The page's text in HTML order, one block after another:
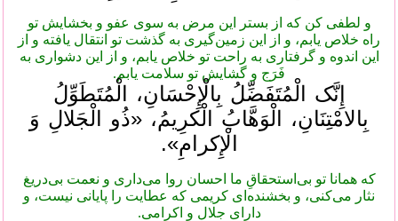
و لطفی کن که از بستر این مرض به سوی عفو و بخشایش تو
راه خلاص یابم، و از این زمین‌گیری به گذشت تو انتقال یافته و از
این اندوه و گرفتاری به راحت تو خلاص یابم، و از این دشواری به
فَرَج و گشایش تو سلامت یابم.
إِنَّک الْمُتَفَضِّلُ بِالْإِحْسَانِ، الْمُتَطَوِّلُ
بِالامْتِنَانِ، الْوَهَّابُ الْکرِیمُ، «ذُو الْجَلالِ وَ
الْإِکرامِ».
که همانا تو بی‌استحقاقِ ما احسان روا می‌داری و نعمت بی‌دریغ
نثار می‌کنی، و بخشنده‌ای کریمی که عطایت را پایانی نیست، و
دارای جلال و اکرامی.